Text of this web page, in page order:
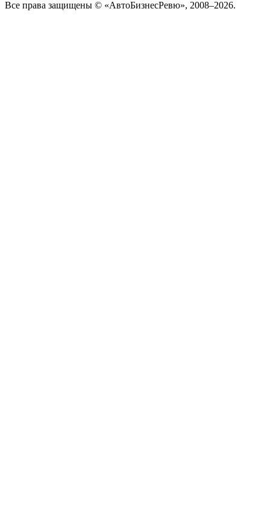
Все права защищены © «АвтоБизнесРевю», 2008–2026.